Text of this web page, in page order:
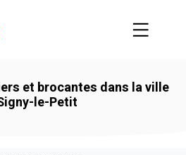
et brocantes dans la ville
le-Petit